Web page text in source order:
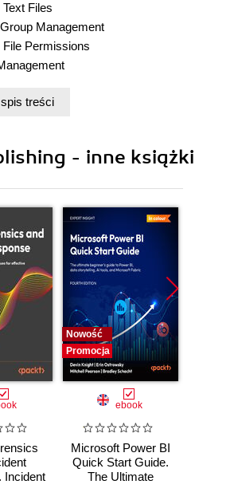
Files
Management
File Permissions
Management
treści
- inne książki
Incident
Nowość
Promocja
ebook
Microsoft Power BI
Quick Start Guide.
The Ultimate